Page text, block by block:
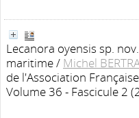
Lecanora oyensis sp.
maritime/ Michel
de l'Association
Volume 36 - Fascicule 2